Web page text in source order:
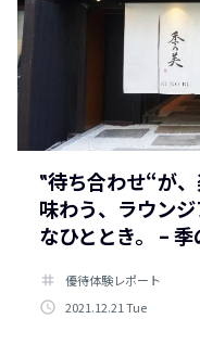
‟待ち合わせ“が
味わう、ラウン
なひととき。 –
tag
優待体験レポート
access_time 2021.12.21 Tue